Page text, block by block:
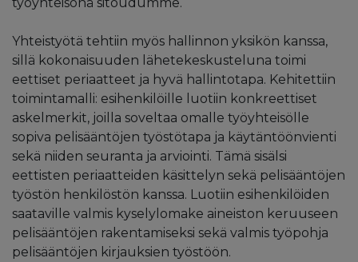
Yhteistyötä tehtiin myös hallinnon yksikön kanssa,
sillä kokonaisuuden lähetekeskusteluna toimi
eettiset periaatteet ja hyvä hallintotapa. Kehitettiin
toimintamalli: esihenkilöille luotiin konkreettiset
askelmerkit, joilla soveltaa omalle työyhteisölle
sopiva pelisääntöjen työstötapa ja käytäntöönvienti
sekä niiden seuranta ja arviointi. Tämä sisälsi
eettisten periaatteiden käsittelyn sekä pelisääntöjen
työstön henkilöstön kanssa. Luotiin esihenkilöiden
saataville valmis kyselylomake aineiston keruuseen
pelisääntöjen rakentamiseksi sekä valmis työpohja
pelisääntöjen kirjauksien työstöön.